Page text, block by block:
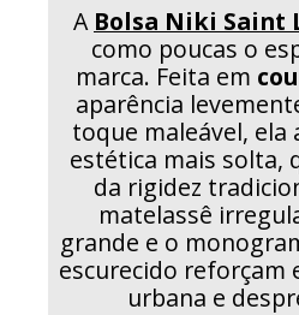
A Bolsa Niki Saint
como poucas o
marca. Feita em
aparência
toque maleável, ela
estética mais solta,
da rigidez
matelassê
grande e o
escurecido reforçam
urbana e